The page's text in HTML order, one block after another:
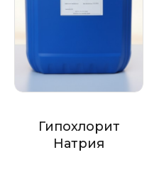
Гипохлорит
Натрия